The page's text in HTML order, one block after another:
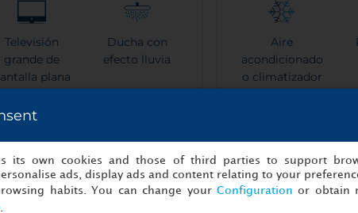
Televisión
grande de
plana
Ducha con
efecto lluvia
Reserva ahora
Aire
acondicionado
o climatizador
its own cookies and those of third parties to support
ads, display ads and content relating to your
habits. You can change your Configuration or obtain